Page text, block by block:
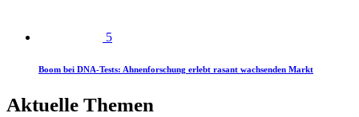
5
Boom bei DNA-Tests: Ahnenforschung erlebt rasant wachsenden Markt
Aktuelle Themen